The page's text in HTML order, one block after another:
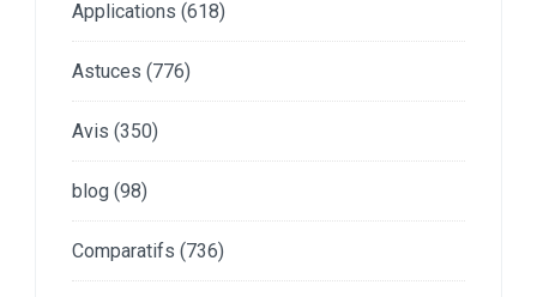
Applications (618)
Astuces (776)
Avis (350)
blog (98)
Comparatifs (736)